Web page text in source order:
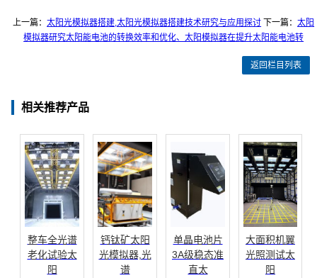
上一篇：太阳光模拟器搭建,太阳光模拟器搭建技术研究与应用探讨 下一篇：太阳
模拟器研究太阳能电池的转换效率和优化、太阳模拟器在提升太阳能电池转
返回栏目列表
相关推荐产品
整车全光谱
老化试验太
阳
钙钛矿太阳
光模拟器,光
谱
单晶电池片
3A级稳态准
直太
大面积机翼
光照测试太
阳